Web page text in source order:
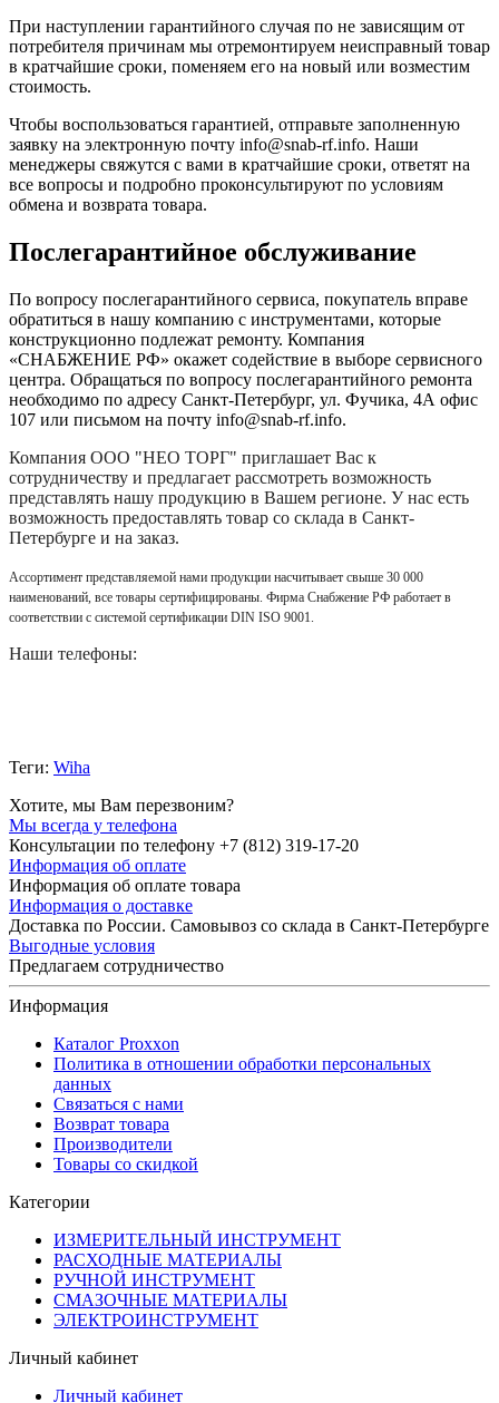
При наступлении гарантийного случая по не зависящим от
потребителя причинам мы отремонтируем неисправный товар
в кратчайшие сроки, поменяем его на новый или возместим
стоимость.
Чтобы воспользоваться гарантией, отправьте заполненную
заявку на электронную почту info@snab-rf.info. Наши
менеджеры свяжутся с вами в кратчайшие сроки, ответят на
все вопросы и подробно проконсультируют по условиям
обмена и возврата товара.
Послегарантийное обслуживание
По вопросу послегарантийного сервиса, покупатель вправе
обратиться в нашу компанию с инструментами, которые
конструкционно подлежат ремонту. Компания
«СНАБЖЕНИЕ РФ» окажет содействие в выборе сервисного
центра. Обращаться по вопросу послегарантийного ремонта
необходимо по адресу Санкт-Петербург, ул. Фучика, 4А офис
107 или письмом на почту info@snab-rf.info.
Компания ООО "НЕО ТОРГ" приглашает Вас к
сотрудничеству и предлагает рассмотреть возможность
представлять нашу продукцию в Вашем регионе. У нас есть
возможность предоставлять товар со склада в Санкт-
Петербурге и на заказ.
Ассортимент представляемой нами продукции насчитывает свыше 30 000
наименований, все товары сертифицированы. Фирма Снабжение РФ работает в
соответствии с системой сертификации DIN ISO 9001.
Наши телефоны:
Теги: Wiha
Хотите, мы Вам перезвоним?
Мы всегда у телефона
Консультации по телефону +7 (812) 319-17-20
Информация об оплате
Информация об оплате товара
Информация о доставке
Доставка по России. Самовывоз со склада в Санкт-Петербурге
Выгодные условия
Предлагаем сотрудничество
Информация
Каталог Proxxon
Политика в отношении обработки персональных
данных
Связаться с нами
Возврат товара
Производители
Товары со скидкой
Категории
ИЗМЕРИТЕЛЬНЫЙ ИНСТРУМЕНТ
РАСХОДНЫЕ МАТЕРИАЛЫ
РУЧНОЙ ИНСТРУМЕНТ
СМАЗОЧНЫЕ МАТЕРИАЛЫ
ЭЛЕКТРОИНСТРУМЕНТ
Личный кабинет
Личный кабинет